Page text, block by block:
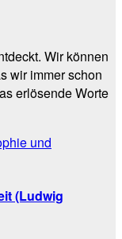
Wir können
wir immer schon
erlösende Worte
und
(Ludwig